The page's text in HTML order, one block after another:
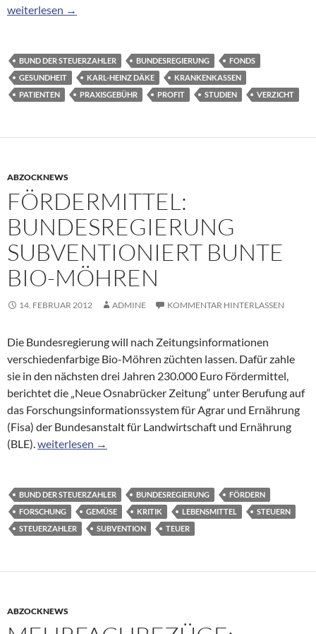
Krankenkassen: Steuerzahlerbund fordert Wegfall der
weiterlesen →
BUND DER STEUERZAHLER BUNDESREGIERUNG
FONDS
GESUNDHEIT
KARL-HEINZ DÄKE
KRANKENKASSEN
PATIENTEN
PRAXISGEBÜHR PROFIT STUDIEN VERZICHT
ABZOCKNEWS
FÖRDERMITTEL:
BUNDESREGIERUNG
SUBVENTIONIERT BUNTE
BIO-MÖHREN
14. FEBRUAR 2012 ADMINE KOMMENTAR HINTERLASSEN
Die Bundesregierung will nach Zeitungsinformationen
verschiedenfarbige Bio-Möhren züchten lassen. Dafür zahle
sie in den nächsten drei Jahren 230.000 Euro Fördermittel,
berichtet die „Neue Osnabrücker Zeitung“ unter Berufung auf
das Forschungsinformationssystem für Agrar und Ernährung
(Fisa) der Bundesanstalt für Landwirtschaft und Ernährung
(BLE).Fördermittel: Bundesregierung subventioniert bunte
weiterlesen →
BUND DER STEUERZAHLER BUNDESREGIERUNG
FÖRDERN
FORSCHUNG
GEMÜSE KRITIK LEBENSMITTEL
STEUERN
STEUERZAHLER
SUBVENTION TEUER
ABZOCKNEWS